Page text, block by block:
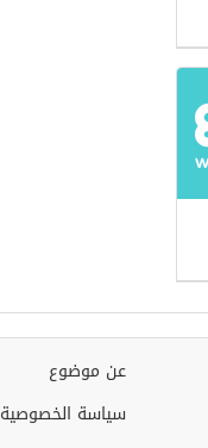
عن موضوع
سياسة الخصوصية